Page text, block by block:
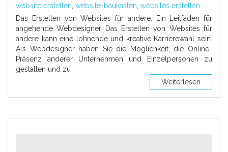
website erstellen website-baukästen websites erstellen
Das Erstellen von Websites für andere: Ein Leitfaden für
angehende Webdesigner Das Erstellen von Websites für
andere kann eine lohnende und kreative Karrierewahl sein.
Als Webdesigner haben Sie die Möglichkeit, die Online-
Präsenz anderer Unternehmen und Einzelpersonen zu
gestalten und zu
Weiterlesen